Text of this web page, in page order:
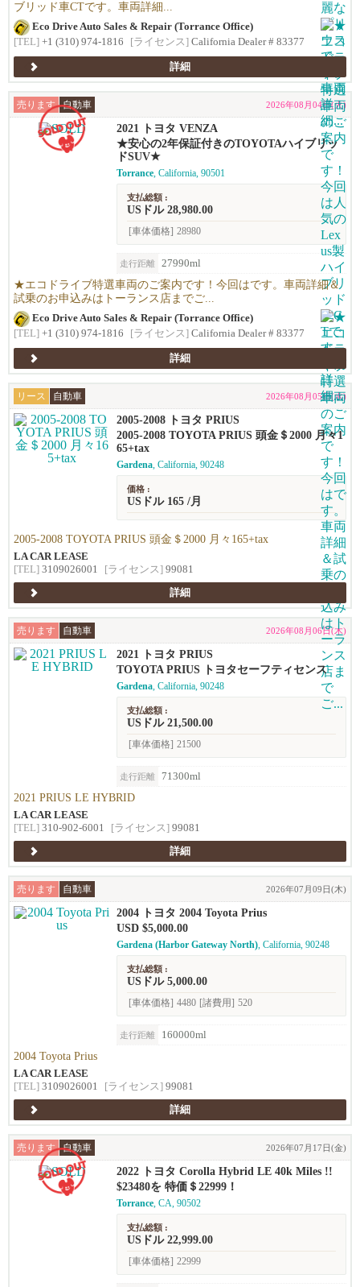
ブリッド車CTです。車両詳細...
Eco Drive Auto Sales & Repair (Torrance Office)
[TEL] +1 (310) 974-1816 [ライセンス] California Dealer # 83377
詳細
売ります 自動車 2026年08月04日(火)
2021 トヨタ VENZA
★安心の2年保証付きのTOYOTAハイブリッ
ドSUV★
Torrance, California, 90501
支払総額 :
USドル 28,980.00
[車体価格] 28980
走行距離 27990ml
★エコドライブ特選車両のご案内です！今回はです。車両詳細＆
試乗のお申込みはトーランス店までご...
Eco Drive Auto Sales & Repair (Torrance Office)
[TEL] +1 (310) 974-1816 [ライセンス] California Dealer # 83377
詳細
リース 自動車 2026年08月05日(水)
2005-2008 トヨタ PRIUS
2005-2008 TOYOTA PRIUS 頭金＄2000 月々1
65+tax
Gardena, California, 90248
価格 :
USドル 165 /月
2005-2008 TOYOTA PRIUS 頭金＄2000 月々165+tax
LA CAR LEASE
[TEL] 3109026001 [ライセンス] 99081
詳細
売ります 自動車 2026年08月06日(木)
2021 トヨタ PRIUS
TOYOTA PRIUS トヨタセーフティセンス
Gardena, California, 90248
支払総額 :
USドル 21,500.00
[車体価格] 21500
走行距離 71300ml
2021 PRIUS LE HYBRID
LA CAR LEASE
[TEL] 310-902-6001 [ライセンス] 99081
詳細
売ります 自動車 2026年07月09日(木)
2004 トヨタ 2004 Toyota Prius
USD $5,000.00
Gardena (Harbor Gateway North), California, 90248
支払総額 :
USドル 5,000.00
[車体価格] 4480 [諸費用] 520
走行距離 160000ml
2004 Toyota Prius
LA CAR LEASE
[TEL] 3109026001 [ライセンス] 99081
詳細
売ります 自動車 2026年07月17日(金)
2022 トヨタ Corolla Hybrid LE 40k Miles !!
$23480を 特価＄22999！
Torrance, CA, 90502
支払総額 :
USドル 22,999.00
[車体価格] 22999